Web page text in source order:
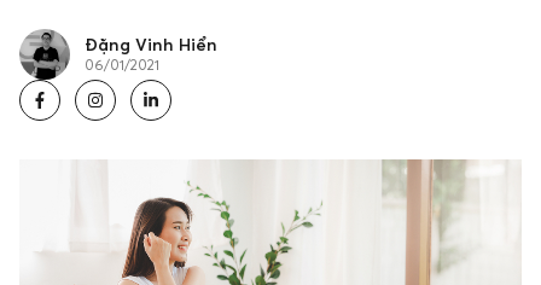
Đặng Vinh Hiển
06/01/2021